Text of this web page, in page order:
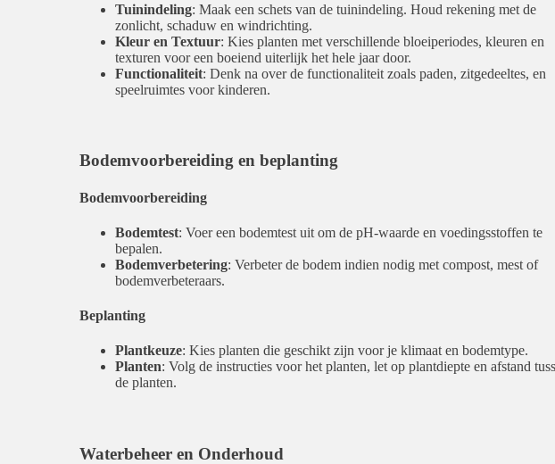
Tuinindeling: Maak een schets van de tuinindeling. Houd rekening met de
zonlicht, schaduw en windrichting.
Kleur en Textuur: Kies planten met verschillende bloeiperiodes, kleuren en
texturen voor een boeiend uiterlijk het hele jaar door.
Functionaliteit: Denk na over de functionaliteit zoals paden, zitgedeeltes, en
speelruimtes voor kinderen.
Bodemvoorbereiding en beplanting
Bodemvoorbereiding
Bodemtest: Voer een bodemtest uit om de pH-waarde en voedingsstoffen te
bepalen.
Bodemverbetering: Verbeter de bodem indien nodig met compost, mest of
bodemverbeteraars.
Beplanting
Plantkeuze: Kies planten die geschikt zijn voor je klimaat en bodemtype.
Planten: Volg de instructies voor het planten, let op plantdiepte en afstand
de planten.
Waterbeheer en Onderhoud